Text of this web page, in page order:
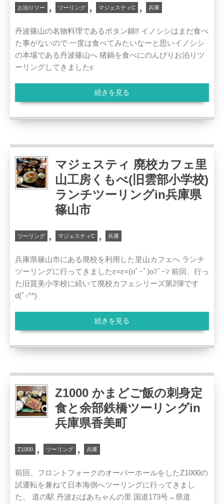
お泊りツー , ツーリング , マジェスティC , 兵庫
丹波篠山の名物料理であるボタン鍋!! イノシシはまだ食べ
た事がないので 一度は食べてみたいなーと思いイノシシ
の本場である丹波篠山へ 猪鍋を食べにのんびりお泊りツ
ーリングしてきましたε
続きを見る
マジェスティ 廃校カフェ里
山工房くもべ(旧雲部小学校)
ランチツーリングin兵庫県
篠山市
ツーリング , マジェスティC , 兵庫
兵庫県篠山市にある廃校を利用した里山カフェへ ランチ
ツーリングに行ってきましたε=ε=(oﾟｰﾟ)oﾌﾞｰﾝ 前回、行っ
た旧質美小学校に続いて廃校カフェシリーズ第2弾です
d(ﾟ-^*)
続きを見る
Z1000 かまどご飯の刺身定
食と余部鉄橋ツーリングin
兵庫県香美町
Z1000 , ツーリング , 兵庫
前回、フロントフォークのオーバーホールをしたZ1000の
試運転を兼ねて日本海側へツーリングに行ってきまし
た。 道の駅 丹波おばあちゃんの里 国道173号→県道